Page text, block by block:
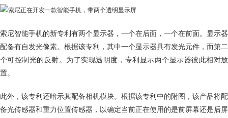
索尼智能手机的新专利有两个显示器，一个在后面，一个在前面。显示器
配备有自发光像素。根据该专利，其中一个显示器具有发光元件，而第二
个可控制光的反射。为了实现透明度，专利显示两个显示器彼此相对放
置。
此外，该专利还暗示其配备相机模块。根据该专利中的附图，该产品将配
备光传感器和重力位置传感器，以确定当前正在使用的是前屏幕还是后屏